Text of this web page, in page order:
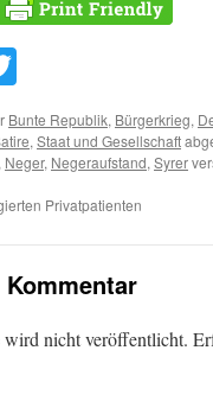
Bunte Republik, Bürgerkrieg,
,Staat und Gesellschaft
, Neger, Negeraufstand,Syrer
Privatpatienten
nicht veröffentlicht.